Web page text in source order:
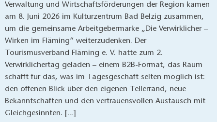
Verwaltung und Wirtschaftsförderungen der Region kamen
am 8. Juni 2026 im Kulturzentrum Bad Belzig zusammen,
um die gemeinsame Arbeitgebermarke „Die Verwirklicher –
Wirken im Fläming“ weiterzudenken. Der
Tourismusverband Fläming e. V. hatte zum 2.
Verwirklichertag geladen – einem B2B-Format, das Raum
schafft für das, was im Tagesgeschäft selten möglich ist:
den offenen Blick über den eigenen Tellerrand, neue
Bekanntschaften und den vertrauensvollen Austausch mit
Gleichgesinnten. [...]